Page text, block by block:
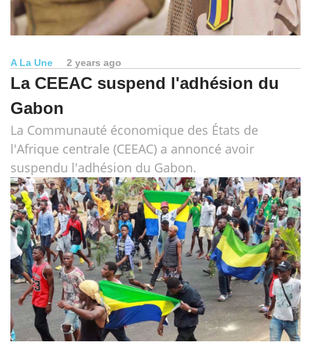
A La Une 2 years ago
La CEEAC suspend l'adhésion du
Gabon
La Communauté économique des États de
l'Afrique centrale (CEEAC) a annoncé avoir
suspendu l'adhésion du Gabon.